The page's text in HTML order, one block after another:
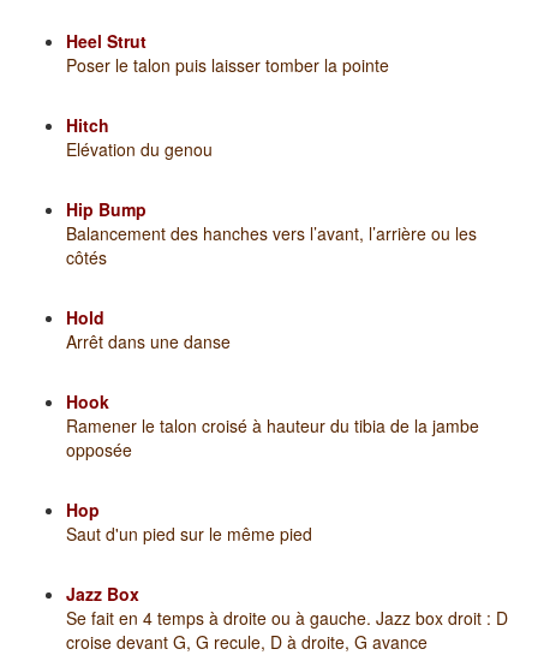
Heel Strut
Poser le talon puis laisser tomber la pointe
Hitch
Elévation du genou
Hip Bump
Balancement des hanches vers l’avant, l’arrière ou les
côtés
Hold
Arrêt dans une danse
Hook
Ramener le talon croisé à hauteur du tibia de la jambe
opposée
Hop
Saut d'un pied sur le même pied
Jazz Box
Se fait en 4 temps à droite ou à gauche. Jazz box droit : D
croise devant G, G recule, D à droite, G avance